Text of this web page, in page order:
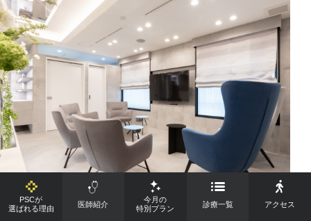
PSCが
選ばれる理由
医師紹介
今月の
特別プラン
診療一覧 アクセス